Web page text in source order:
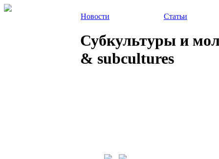
Новости Статьи
Субкультуры и
& subcultures